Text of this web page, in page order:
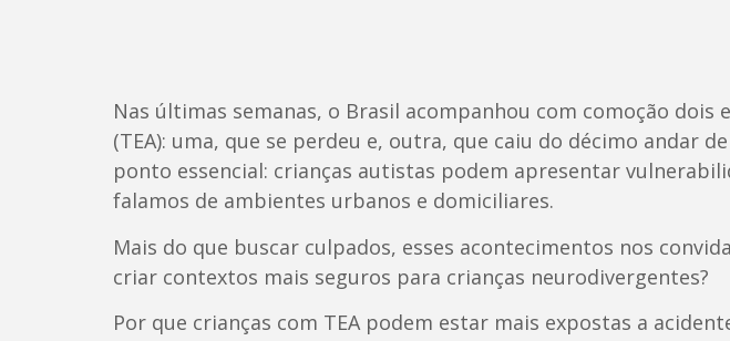
Nas últimas semanas, o Brasil acompanhou com comoção
(TEA): uma, que se perdeu e, outra, que caiu do décimo andar
ponto essencial: crianças autistas podem apresentar
falamos de ambientes urbanos e domiciliares.
Mais do que buscar culpados, esses acontecimentos nos
criar contextos mais seguros para crianças neurodivergentes?
Por que crianças com TEA podem estar mais expostas a